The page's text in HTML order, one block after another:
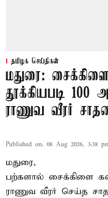
தமிழக செய்திகள்
மதுரை:
தூக்கியபடி 100
ராணுவ வீரர்
Published on: 08 Aug 2026, 3:38
மதுரை,
பற்களால் சைக்கிளை
ராணுவ வீரர் செய்த